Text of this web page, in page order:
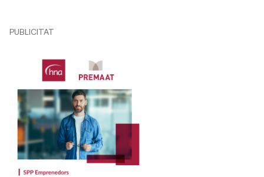
PUBLICITAT